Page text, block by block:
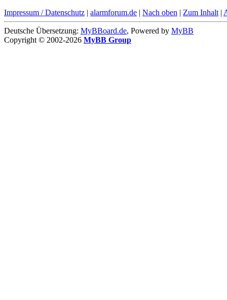
Impressum / Datenschutz | alarmforum.de | Nach oben | Zum Inhalt |
Deutsche Übersetzung: MyBBoard.de, Powered by MyBB
Copyright © 2002-2026 MyBB Group